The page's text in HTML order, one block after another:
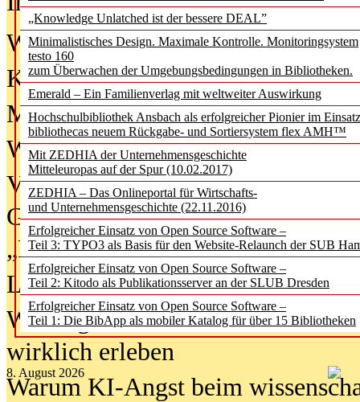
„Knowledge Unlatched ist der bessere DEAL”
Minimalistisches Design. Maximale Kontrolle. Monitoringsystem
testo 160
zum Überwachen der Umgebungsbedingungen in Bibliotheken.
Emerald – Ein Familienverlag mit weltweiter Auswirkung
Hochschulbibliothek Ansbach als erfolgreicher Pionier im
bibliothecas neuem Rückgabe- und Sortiersystem flex AMH™
Mit ZEDHIA der Unternehmensgeschichte
Mitteleuropas auf der Spur (10.02.2017)
ZEDHIA – Das Onlineportal für Wirtschafts-
und Unternehmensgeschichte (22.11.2016)
Erfolgreicher Einsatz von Open Source Software –
Teil 3: TYPO3 als Basis für den Website-Relaunch der SUB
Erfolgreicher Einsatz von Open Source Software –
Teil 2: Kitodo als Publikationsserver an der SLUB Dresden
Erfolgreicher Einsatz von Open Source Software –
Teil 1: Die BibApp als mobiler Katalog für über 15 Bibliotheken
8. August 2026
Was Hochschul­bibliotheken von
Kinder in der digitalen Welt
Metadaten als Infrastruktur
Wenn Bots katalogisieren
Von Abschlusskleidern bis
Geisterjagd-Ausrüstung in der
„Library of Things“ unterwegs
Lesen als Infrastrukturaufgabe
Wie Jugendliche Social Media
wirklich erleben
Warum KI-Angst beim